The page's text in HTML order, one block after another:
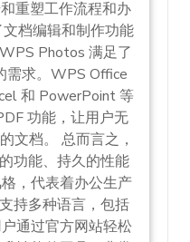
重塑工作流程和办
档编辑和制作功能
Photos 满足了
需求。WPS Office
和 PowerPoint 等
功能，让用户无
文档。 总而言之，
功能、持久的性能
，代表着办公生产
持多种语言，包括
通过官方网站轻松